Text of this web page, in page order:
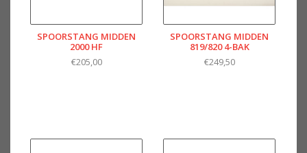
SPOORSTANG MIDDEN
2000 HF
€205,00
SPOORSTANG MIDDEN
819/820 4-BAK
€249,50